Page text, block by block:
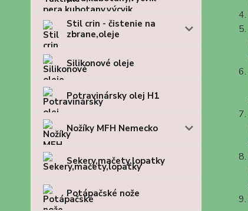
Stil crin - čistenie na
zbrane,oleje
Silikonové oleje
Potravinársky olej H1
Nožíky MFH Nemecko
Sekery,mačety,lopatky
Potápačské nože